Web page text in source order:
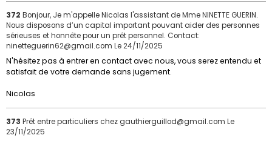
372 Bonjour, Je m'appelle Nicolas l'assistant de Mme NINETTE GUERIN.
Nous disposons d’un capital important pouvant aider des personnes
sérieuses et honnête pour un prêt personnel. Contact:
ninetteguerin62@gmail.com Le 24/11/2025
N'hésitez pas à entrer en contact avec nous, vous serez entendu et
satisfait de votre demande sans jugement.
Nicolas
373 Prêt entre particuliers chez gauthierguillod@gmail.com Le
23/11/2025